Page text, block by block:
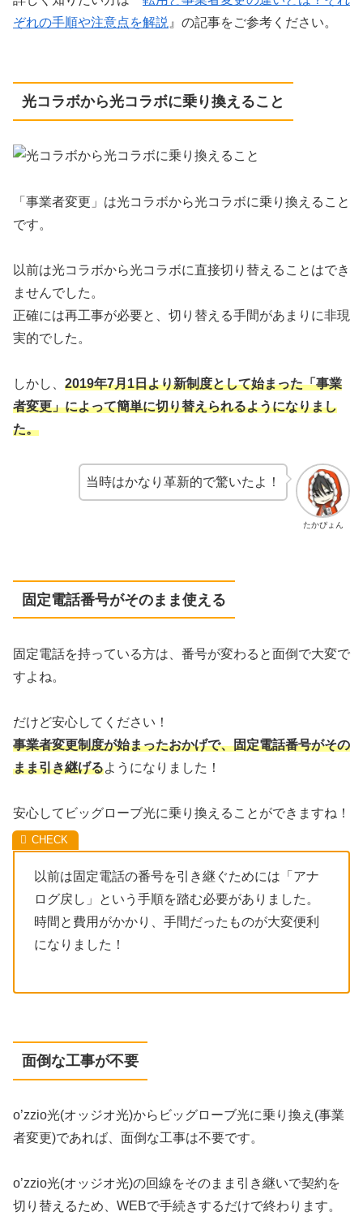
ぞれの手順や注意点を解説 』の記事をご参考ください。
光コラボから光コラボに乗り換えること
「事業者変更」は光コラボから光コラボに乗り換えること
です。
以前は光コラボから光コラボに直接切り替えることはでき
ませんでした。
正確には再工事が必要と、切り替える手間があまりに非現
実的でした。
しかし、 2019年7月1日より新制度として始まった「事業
者変更」によって簡単に切り替えられるようになりまし
た。
たかぴょん
当時はかなり革新的で驚いたよ！
固定電話番号がそのまま使える
固定電話を持っている方は、番号が変わると面倒で大変で
すよね。
だけど安心してください！
事業者変更制度が始まったおかげで、固定電話番号がその
まま引き継げるようになりました！
安心してビッグローブ光に乗り換えることができますね！
以前は固定電話の番号を引き継ぐためには「アナ
ログ戻し」という手順を踏む必要がありました。
時間と費用がかかり、手間だったものが大変便利
になりました！
面倒な工事が不要
o’zzio光(オッジオ光)からビッグローブ光に乗り換え(事業
者変更)であれば、面倒な工事は不要です。
o’zzio光(オッジオ光)の回線をそのまま引き継いで契約を
切り替えるため、WEBで手続きするだけで終わります。